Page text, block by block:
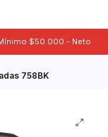
$50.000.- Neto
758BK